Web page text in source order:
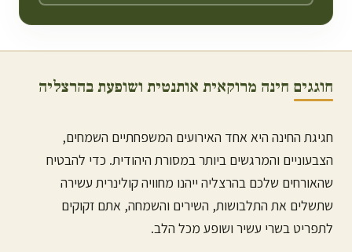
חוגגים חינה מרוקאית אותנטית ושופעת בהרצליה
חגיגת החינה היא אחד האירועים המשפחתיים השמחים,
הצבעוניים והמרגשים ביותר במסורת היהודית. כדי להבטיח
שהאורחים שלכם בהרצליה ייהנו מחוויה קולינרית עשירה
שתשלים את התלבושות, השירים והשמחה, אתם זקוקים
לתפריט בשרי עשיר ושופע מכל הלב.